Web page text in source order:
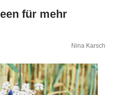
für mehr
Nina Karsch